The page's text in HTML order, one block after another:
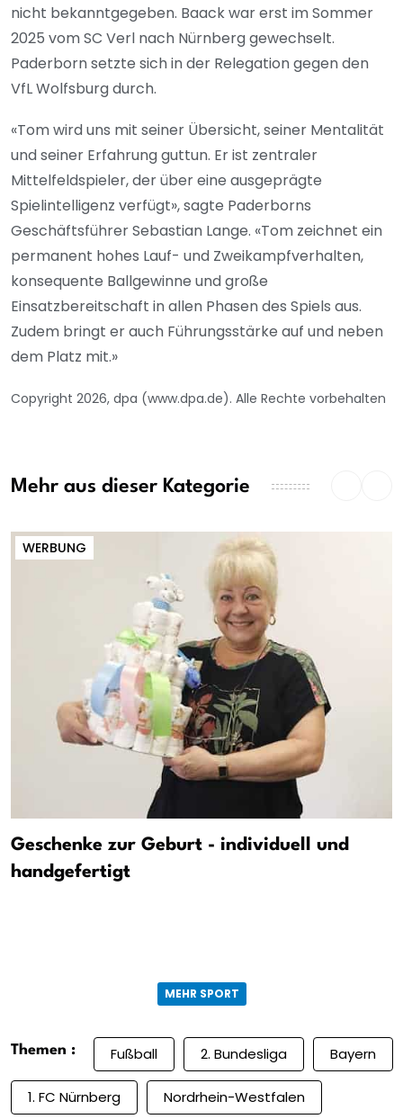
nicht bekanntgegeben. Baack war erst im Sommer
2025 vom SC Verl nach Nürnberg gewechselt.
Paderborn setzte sich in der Relegation gegen den
VfL Wolfsburg durch.
«Tom wird uns mit seiner Übersicht, seiner Mentalität
und seiner Erfahrung guttun. Er ist zentraler
Mittelfeldspieler, der über eine ausgeprägte
Spielintelligenz verfügt», sagte Paderborns
Geschäftsführer Sebastian Lange. «Tom zeichnet ein
permanent hohes Lauf- und Zweikampfverhalten,
konsequente Ballgewinne und große
Einsatzbereitschaft in allen Phasen des Spiels aus.
Zudem bringt er auch Führungsstärke auf und neben
dem Platz mit.»
Copyright 2026, dpa (www.dpa.de). Alle Rechte vorbehalten
Mehr aus dieser Kategorie
WERBUNG
Geschenke zur Geburt - individuell und
handgefertigt
MEHR SPORT
Themen : Fußball 2. Bundesliga Bayern
1. FC Nürnberg Nordrhein-Westfalen